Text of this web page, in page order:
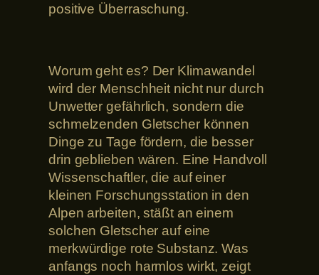
positive Überraschung.
Worum geht es? Der Klimawandel
wird der Menschheit nicht nur durch
Unwetter gefährlich, sondern die
schmelzenden Gletscher können
Dinge zu Tage fördern, die besser
drin geblieben wären. Eine Handvoll
Wissenschaftler, die auf einer
kleinen Forschungsstation in den
Alpen arbeiten, stäßt an einem
solchen Gletscher auf eine
merkwürdige rote Substanz. Was
anfangs noch harmlos wirkt, zeigt